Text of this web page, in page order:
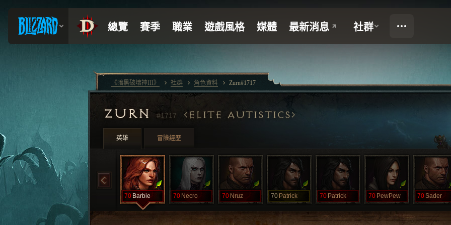
ZURN#1717 ELITE AUTISTICS
英雄 冒險經歷
70 Barbie 70 Necro 70 Nruz 70 Patrick 70 Patrick 70 PewPew 70Sader
《暗黑破壞神III》 社群 角色資料 Zurn#1717